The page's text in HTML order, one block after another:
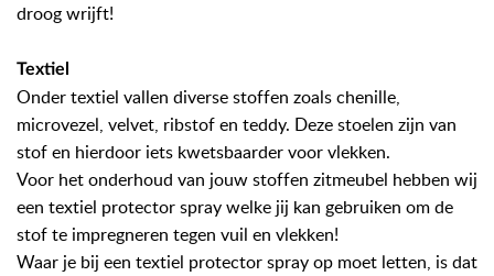
droog wrijft!
Textiel
Onder textiel vallen diverse stoffen zoals chenille,
microvezel, velvet, ribstof en teddy. Deze stoelen zijn van
stof en hierdoor iets kwetsbaarder voor vlekken.
Voor het onderhoud van jouw stoffen zitmeubel hebben wij
een textiel protector spray welke jij kan gebruiken om de
stof te impregneren tegen vuil en vlekken!
Waar je bij een textiel protector spray op moet letten, is dat